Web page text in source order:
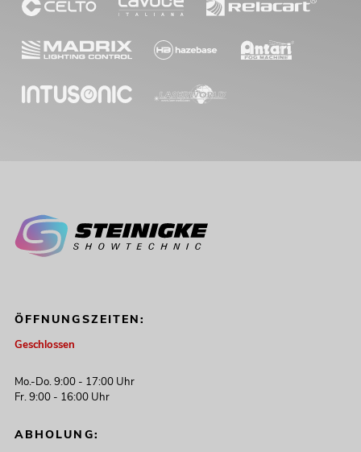
ÖFFNUNGSZEITEN:
Geschlossen
Mo.-Do. 9:00 - 17:00 Uhr
Fr. 9:00 - 16:00 Uhr
ABHOLUNG: